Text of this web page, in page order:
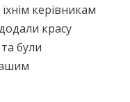
керівникам
красу
були